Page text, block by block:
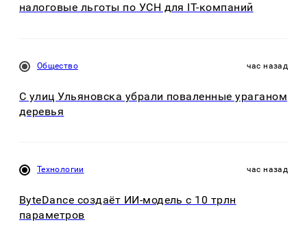
налоговые льготы по УСН для IT-компаний
Общество час назад
С улиц Ульяновска убрали поваленные ураганом
деревья
Технологии час назад
ByteDance создаёт ИИ-модель с 10 трлн
параметров